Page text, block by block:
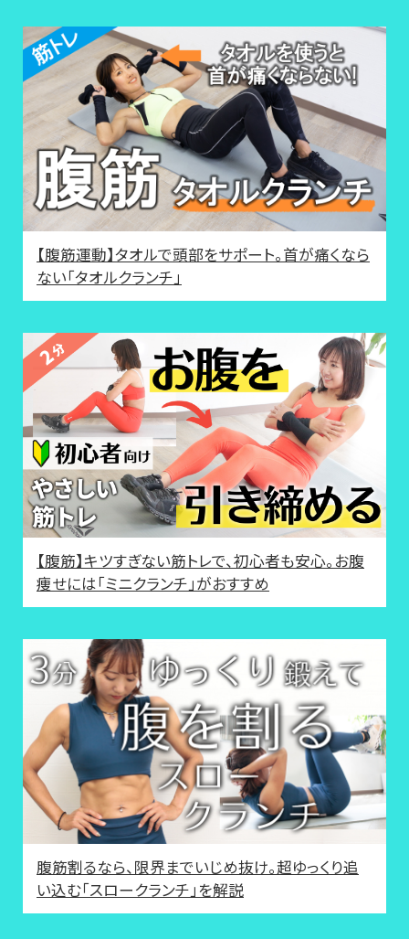
【腹筋運動】タオルで頭部をサポート。首が痛くなら
ない「タオルクランチ」
【腹筋】キツすぎない筋トレで、初心者も安心。お腹
痩せには「ミニクランチ」がおすすめ
腹筋割るなら、限界までいじめ抜け。超ゆっくり追
い込む「スロークランチ」を解説